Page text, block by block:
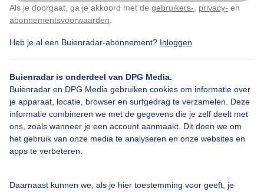
Als je doorgaat, ga je akkoord met de gebruikers- privacy- en
abonnementsvoorwaarden
Heb je al een Buienradar-abonnement? Inloggen
Buienradar is onderdeel van DPG Media.
Buienradar en DPG Media gebruiken cookies om informatie over
je apparaat, locatie, browser en surfgedrag te verzamelen. Deze
informatie combineren we met de gegevens die je zelf deelt met
ons, zoals wanneer je een account aanmaakt. Dit doen we om
het gebruik van onze media te analyseren en onze websites en
apps te verbeteren.
Daarnaast kunnen we, als je hier toestemming voor geeft, je
Wolken
Bekijk slideshow
Klik hierom dit aan te passen